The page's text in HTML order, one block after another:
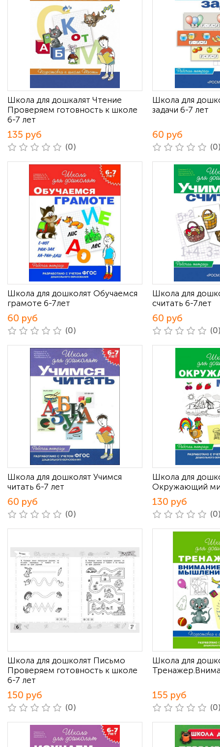
Школа для дошкалят Чтение
Проверяем готовность к школе
6-7 лет
135 руб
(0)
Школа для
задачи 6-7 лет
60 руб
Школа для дошколят Обучаемся
грамоте 6-7лет
60 руб
(0)
Школа для
считать 6-7лет
60 руб
Школа для дошколят Учимся
читать 6-7 лет
60 руб
(0)
Школа для
Окружающий
130 руб
Школа для дошколят Письмо
Проверяем готовность к школе
6-7 лет
150 руб
(0)
Школа для
155 руб